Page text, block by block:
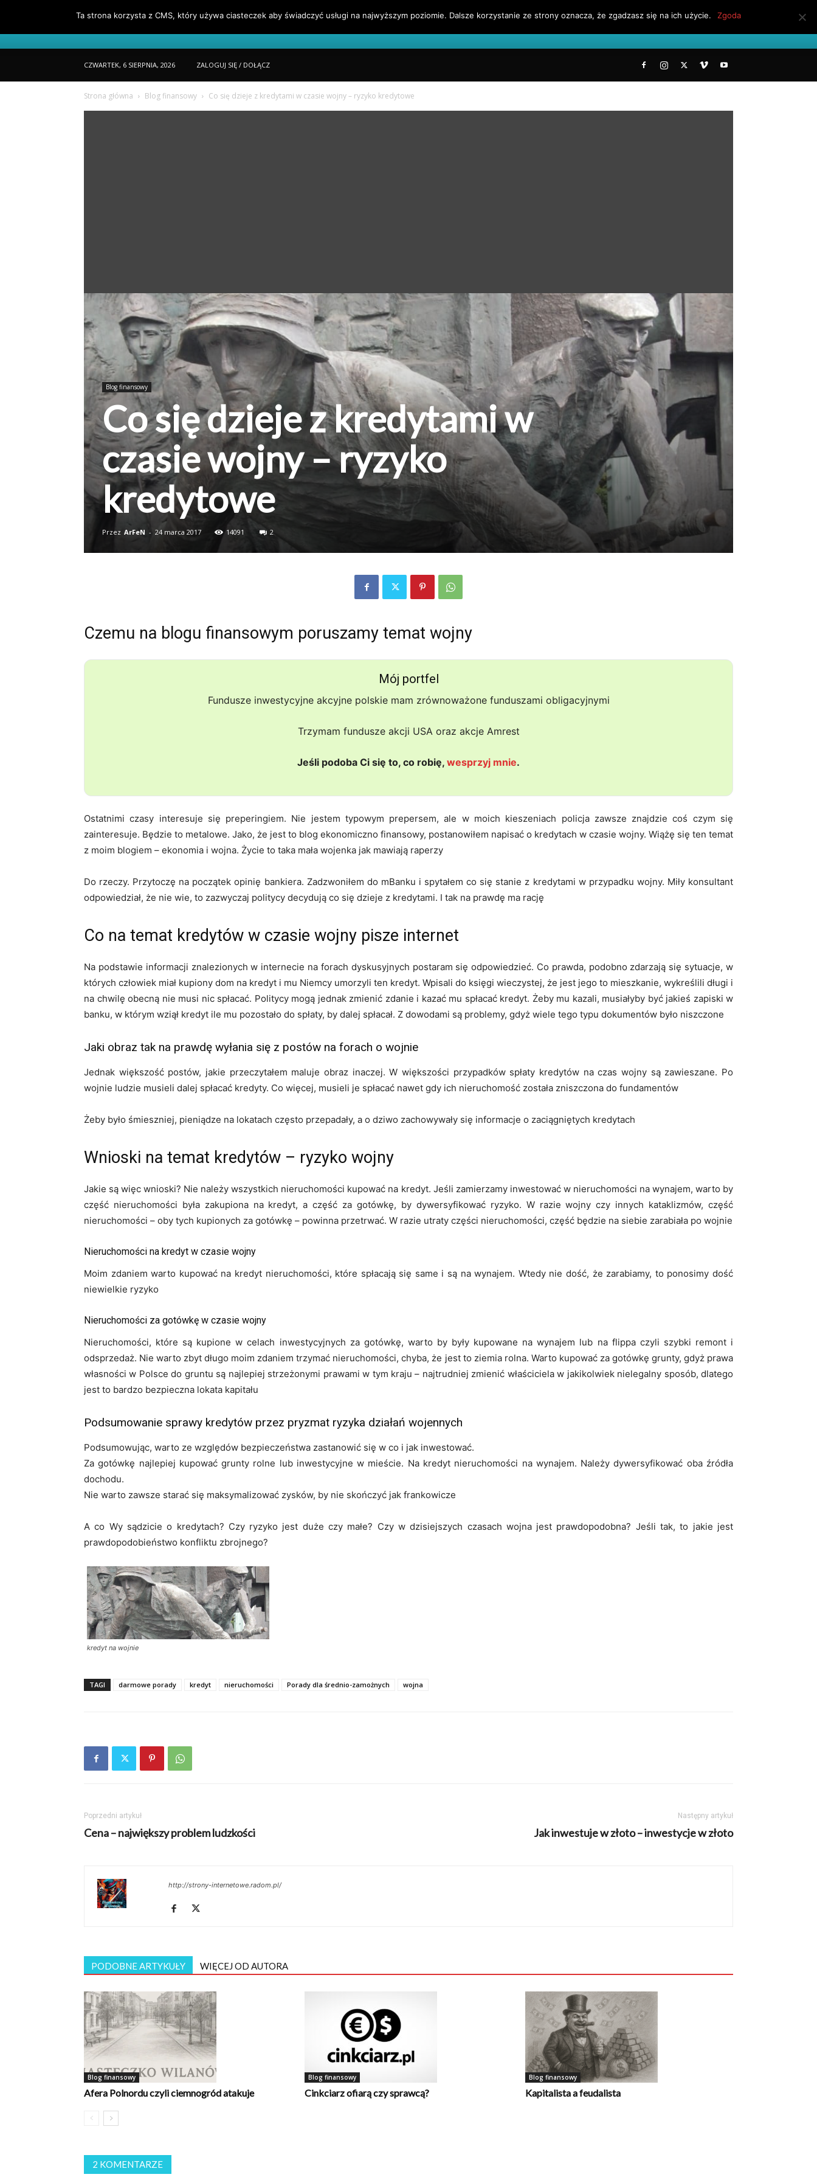
O Mnie Jak Czytać Portal Blog Finansowy Sygnały Handlowe Blogroll
CZWARTEK, 6 SIERPNIA, 2026 ZALOGUJ SIĘ / DOŁĄCZ
Strona główna Blog finansowy Co się dzieje z kredytami w czasie wojny – ryzyko kredytowe
Blog finansowy
Co się dzieje z kredytami w
czasie wojny – ryzyko
kredytowe
Przez ArFeN - 24 marca 2017 14091 2
Czemu na blogu finansowym poruszamy temat wojny
Mój portfel
Fundusze inwestycyjne akcyjne polskie mam zrównoważone funduszami obligacyjnymi
Trzymam fundusze akcji USA oraz akcje Amrest
Jeśli podoba Ci się to, co robię, wesprzyj mnie.
Ostatnimi czasy interesuje się preperingiem. Nie jestem typowym prepersem, ale w moich kieszeniach policja zawsze znajdzie coś czym się
zainteresuje. Będzie to metalowe. Jako, że jest to blog ekonomiczno finansowy, postanowiłem napisać o kredytach w czasie wojny. Wiążę się ten temat
z moim blogiem – ekonomia i wojna. Życie to taka mała wojenka jak mawiają raperzy
Do rzeczy. Przytoczę na początek opinię bankiera. Zadzwoniłem do mBanku i spytałem co się stanie z kredytami w przypadku wojny. Miły konsultant
odpowiedział, że nie wie, to zazwyczaj politycy decydują co się dzieje z kredytami. I tak na prawdę ma rację
Co na temat kredytów w czasie wojny pisze internet
Na podstawie informacji znalezionych w internecie na forach dyskusyjnych postaram się odpowiedzieć. Co prawda, podobno zdarzają się sytuacje, w
których człowiek miał kupiony dom na kredyt i mu Niemcy umorzyli ten kredyt. Wpisali do księgi wieczystej, że jest jego to mieszkanie, wykreślili długi i
na chwilę obecną nie musi nic spłacać. Politycy mogą jednak zmienić zdanie i kazać mu spłacać kredyt. Żeby mu kazali, musiałyby być jakieś zapiski w
banku, w którym wziął kredyt ile mu pozostało do spłaty, by dalej spłacał. Z dowodami są problemy, gdyż wiele tego typu dokumentów było niszczone
Jaki obraz tak na prawdę wyłania się z postów na forach o wojnie
Jednak większość postów, jakie przeczytałem maluje obraz inaczej. W większości przypadków spłaty kredytów na czas wojny są zawieszane. Po
wojnie ludzie musieli dalej spłacać kredyty. Co więcej, musieli je spłacać nawet gdy ich nieruchomość została zniszczona do fundamentów
Żeby było śmieszniej, pieniądze na lokatach często przepadały, a o dziwo zachowywały się informacje o zaciągniętych kredytach
Wnioski na temat kredytów – ryzyko wojny
Jakie są więc wnioski? Nie należy wszystkich nieruchomości kupować na kredyt. Jeśli zamierzamy inwestować w nieruchomości na wynajem, warto by
część nieruchomości była zakupiona na kredyt, a część za gotówkę, by dywersyfikować ryzyko. W razie wojny czy innych kataklizmów, część
nieruchomości – oby tych kupionych za gotówkę – powinna przetrwać. W razie utraty części nieruchomości, część będzie na siebie zarabiała po wojnie
Nieruchomości na kredyt w czasie wojny
Moim zdaniem warto kupować na kredyt nieruchomości, które spłacają się same i są na wynajem. Wtedy nie dość, że zarabiamy, to ponosimy dość
niewielkie ryzyko
Nieruchomości za gotówkę w czasie wojny
Nieruchomości, które są kupione w celach inwestycyjnych za gotówkę, warto by były kupowane na wynajem lub na flippa czyli szybki remont i
odsprzedaż. Nie warto zbyt długo moim zdaniem trzymać nieruchomości, chyba, że jest to ziemia rolna. Warto kupować za gotówkę grunty, gdyż prawa
własności w Polsce do gruntu są najlepiej strzeżonymi prawami w tym kraju – najtrudniej zmienić właściciela w jakikolwiek nielegalny sposób, dlatego
jest to bardzo bezpieczna lokata kapitału
Podsumowanie sprawy kredytów przez pryzmat ryzyka działań wojennych
Podsumowując, warto ze względów bezpieczeństwa zastanowić się w co i jak inwestować.
Za gotówkę najlepiej kupować grunty rolne lub inwestycyjne w mieście. Na kredyt nieruchomości na wynajem. Należy dywersyfikować oba źródła
dochodu.
Nie warto zawsze starać się maksymalizować zysków, by nie skończyć jak frankowicze
A co Wy sądzicie o kredytach? Czy ryzyko jest duże czy małe? Czy w dzisiejszych czasach wojna jest prawdopodobna? Jeśli tak, to jakie jest
prawdopodobieństwo konfliktu zbrojnego?
kredyt na wojnie
TAGI darmowe porady kredyt nieruchomości Porady dla średnio-zamożnych wojna
Poprzedni artykuł
Cena – największy problem ludzkości
Następny artykuł
Jak inwestuje w złoto – inwestycje w złoto
http://strony-internetowe.radom.pl/
PODOBNE ARTYKUŁY WIĘCEJ OD AUTORA
Blog finansowy
Afera Polnordu czyli ciemnogród atakuje
Blog finansowy
Cinkciarz ofiarą czy sprawcą?
Blog finansowy
Kapitalista a feudalista
2 KOMENTARZE
Ta strona korzysta z CMS, który używa ciasteczek aby świadczyć usługi na najwyższym poziomie. Dalsze korzystanie ze strony oznacza, że zgadzasz się na ich użycie. Zgoda